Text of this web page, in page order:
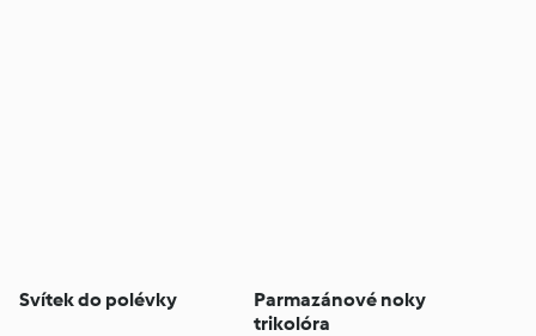
Svítek do polévky
Parmazánové noky
trikolóra